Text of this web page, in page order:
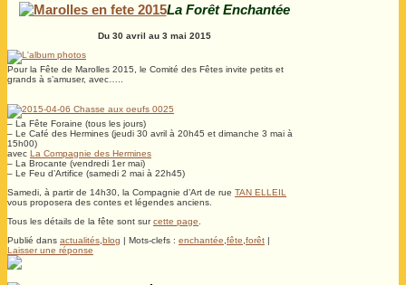
La Forêt Enchantée
Du 30 avril au 3 mai 2015
Pour la Fête de Marolles 2015, le Comité des Fêtes invite petits et
grands à s’amuser, avec…..
– La Fête Foraine (tous les jours)
– Le Café des Hermines (jeudi 30 avril à 20h45 et dimanche 3 mai à
15h00)
avec La Compagnie des Hermines
– La Brocante (vendredi 1er mai)
– Le Feu d’Artifice (samedi 2 mai à 22h45)
Samedi, à partir de 14h30, la Compagnie d’Art de rue TAN ELLEIL
vous proposera des contes et légendes anciens.
Tous les détails de la fête sont surcette page
Publié dans actualités blog | Mots-clefs : enchantée fête forêt |
Laisser une réponse